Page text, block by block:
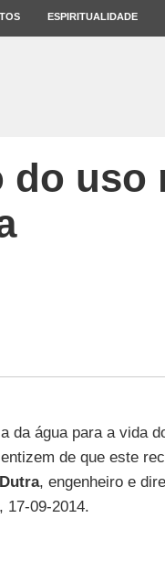
ESPIRITUALIDADE
do uso
da água para a vida
de que este
, engenheiro e
17-09-2014.